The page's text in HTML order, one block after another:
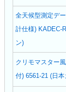
全天候型測定デ
計仕様) KADEC-
ン)
クリモマスター
付) 6561-21 (日